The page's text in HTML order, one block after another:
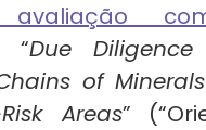
“Due
of
Areas”